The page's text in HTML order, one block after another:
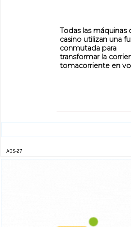
Todas las máquinas
casino utilizan una
conmutada para
transformar la
tomacorriente en
ADS-27